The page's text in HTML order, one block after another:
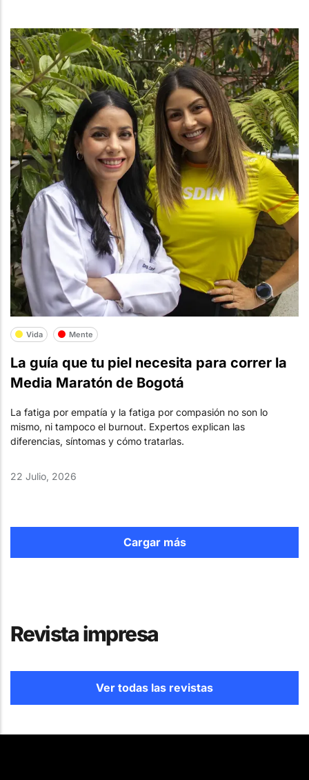
Vida Mente
La guía que tu piel necesita para correr la
Media Maratón de Bogotá
La fatiga por empatía y la fatiga por compasión no son lo
mismo, ni tampoco el burnout. Expertos explican las
diferencias, síntomas y cómo tratarlas.
22 Julio, 2026
Cargar más
Revista impresa
Ver todas las revistas